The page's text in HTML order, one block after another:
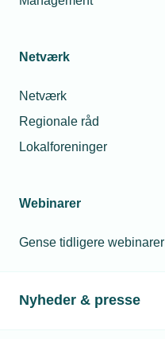
Netværk
Netværk
Regionale råd
Lokalforeninger
Webinarer
Gense tidligere webinarer
Nyheder & presse
Lokalforeninger